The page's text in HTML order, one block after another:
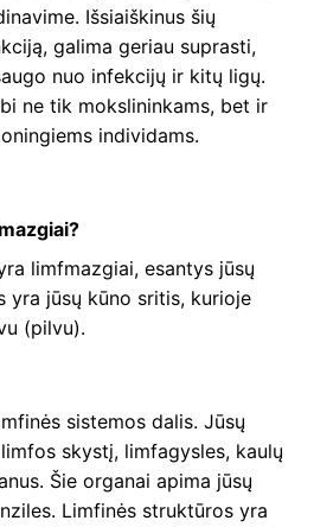
Išsiaiškinus šių
galima geriau suprasti,
nuo infekcijų ir kitų ligų.
ne tik mokslininkams, bet ir
individams.
limfmazgiai, esantys jūsų
yra jūsų kūno sritis, kurioje
(pilvu).
sistemos dalis. Jūsų
skystį, limfagysles, kaulų
Šie organai apima jūsų
Limfinės struktūros yra